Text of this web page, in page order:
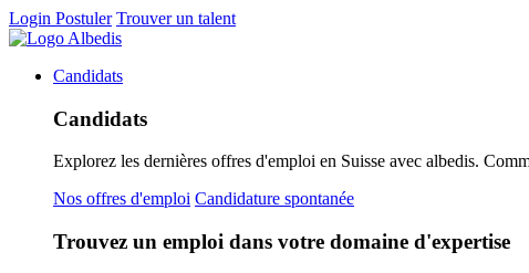
Login Postuler Trouver un talent
Candidats
Candidats
Explorez les dernières offres d'emploi en Suisse avec albedis.
Nos offres d'emploi Candidature spontanée
Trouvez un emploi dans votre domaine d'expertise